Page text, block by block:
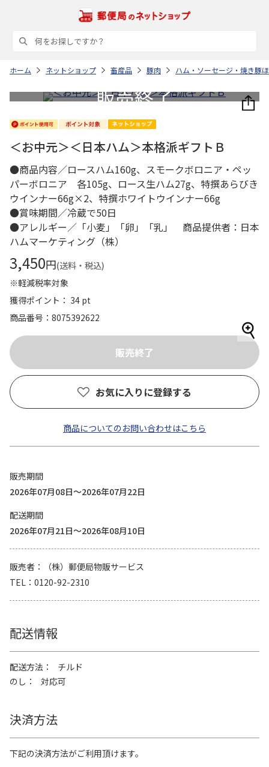
ホーム ネットショップ 畜産品 豚肉 ハム・ソーセージ・焼き豚
＜お中元＞＜日本ハム＞本格派ギフトＢ
●商品内容／ロースハム160g、スモークボロニア・ペッ
パーボロニア 各105g、ロース生ハム27g、特撰あらびき
ウインナー66g×2、特撰ホワイトウインナー66g
●賞味期間／冷蔵で50日
●アレルギー／「小麦」「卵」「乳」 商品提供者：日本
ハムマーケティング（株）
3,450円(送料・税込)
※軽減税率対象
獲得ポイント： 34 pt
商品番号
8075392622
お気に入りに登録する
商品についてのお問い合わせはこちら
販売期間
2026年07月08日～2026年07月22日
配送期間
2026年07月21日～2026年08月10日
販売者
（株）郵便局物販サービス
TEL
0120-92-2310
配送情報
配送方法
チルド
のし
対応可
決済方法
下記の決済方法がご利用頂けます。